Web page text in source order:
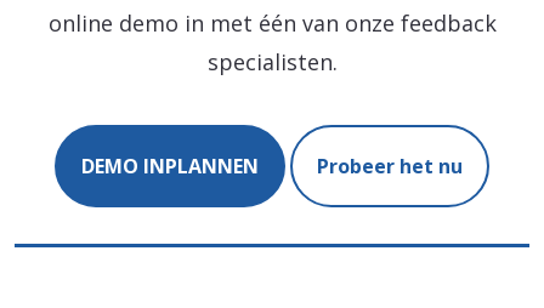
online demo in met één van onze feedback
specialisten.
DEMO INPLANNEN Probeer het nu